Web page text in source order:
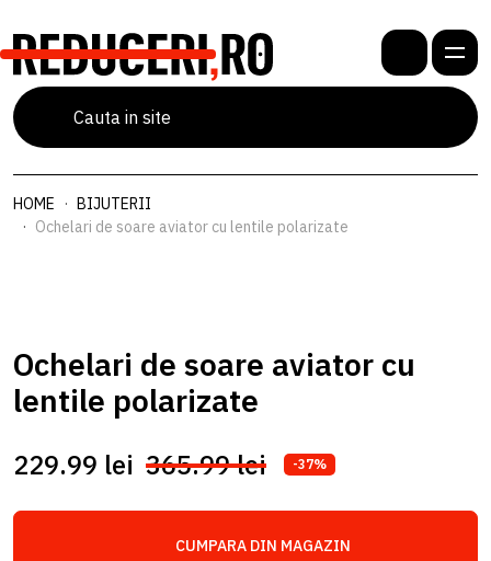
HOME
BIJUTERII
Ochelari de soare aviator cu lentile polarizate
Ochelari de soare aviator cu
lentile polarizate
229.99 lei 365.99 lei -37%
CUMPARA DIN MAGAZIN